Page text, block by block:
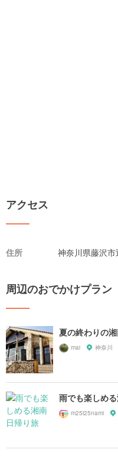
アクセス
住所 神奈川県藤沢市
周辺のおでかけプラン
夏の終わりの
mai 神奈川
雨でも楽しめ
m25i25nami